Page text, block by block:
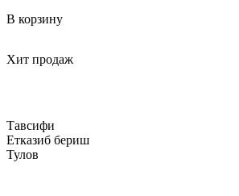
В корзину
Хит продаж
Тавсифи
Етказиб бериш
Тулов